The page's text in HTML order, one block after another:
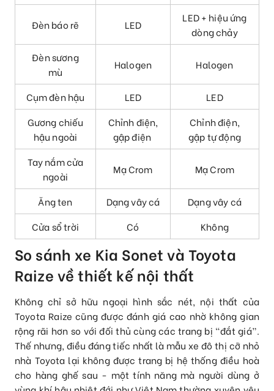
Đèn báo rẽ LED
LED + hiệu ứng
dòng chảy
Đèn sương
mù
Halogen Halogen
Cụm đèn hậu LED
LED
Gương chiếu
hậu ngoài
Chỉnh điện,
gập điện
Chỉnh điện,
gập tự động
Tay nắm cửa
ngoài
Mạ Crom Mạ Crom
Ăng ten Dạng vây cá
Dạng vây cá
Cửa sổ trời
Có Không
So sánh xe Kia Sonet và Toyota
Raize về thiết kế nội thất
Không chỉ sở hữu ngoại hình sắc nét, nội thất của
Toyota Raize cũng được đánh giá cao nhờ không gian
rộng rãi hơn so với đối thủ cùng các trang bị “đắt giá”.
Thế nhưng, điều đáng tiếc nhất là mẫu xe đô thị cỡ nhỏ
nhà Toyota lại không được trang bị hệ thống điều hoà
cho hàng ghế sau - một tính năng mà người dùng ở